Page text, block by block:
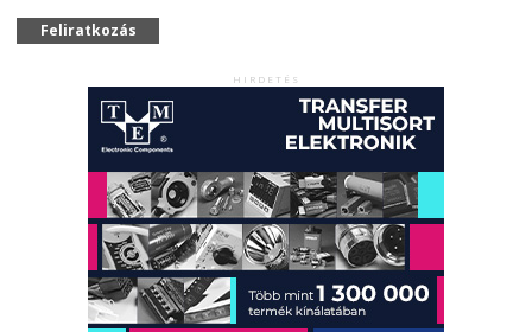
Feliratkozás
HIRDETÉS